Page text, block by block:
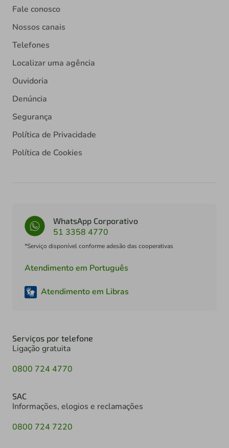
Fale conosco
Nossos canais
Telefones
Localizar uma agência
Ouvidoria
Denúncia
Segurança
Política de Privacidade
Política de Cookies
WhatsApp Corporativo
51 3358 4770
*Serviço disponível conforme adesão das cooperativas
Atendimento em Português
Atendimento em Libras
Serviços por telefone
Ligação gratuita
0800 724 4770
SAC
Informações, elogios e reclamações
0800 724 7220